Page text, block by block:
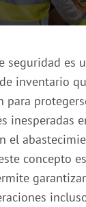
seguridad es
inventario
para
inesperadas
el
concepto